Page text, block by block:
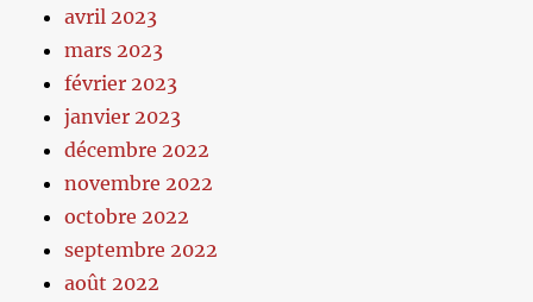
avril 2023
mars 2023
février 2023
janvier 2023
décembre 2022
novembre 2022
octobre 2022
septembre 2022
août 2022